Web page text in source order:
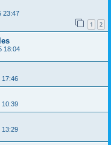
23:47
1 2
18:04
17:46
10:39
13:29